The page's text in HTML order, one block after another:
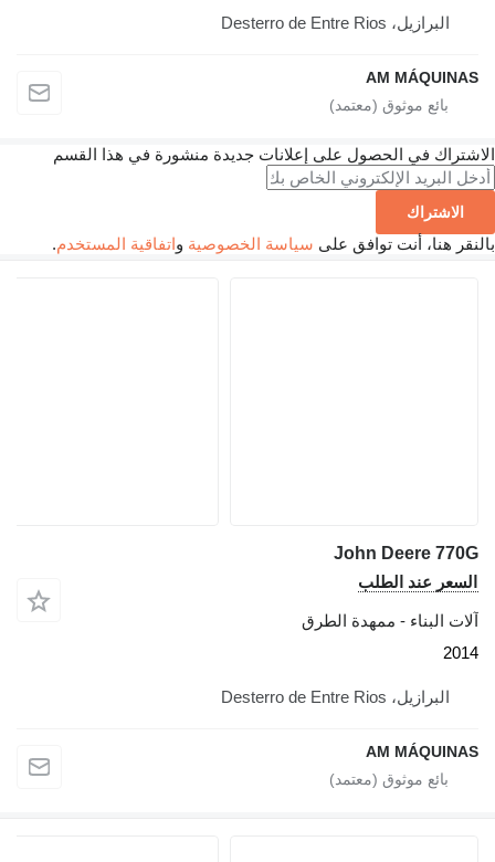
البرازيل، Desterro de Entre Rios
AM MÁQUINAS
الاشتراك في الحصول على إعلانات جديدة منشورة في هذا القسم
الاشتراك
بالنقر هنا، أنت توافق على سياسة الخصوصية واتفاقية المستخدم.
John Deere 770G
السعر عند الطلب
آلات البناء - ممهدة الطرق
2014
البرازيل، Desterro de Entre Rios
AM MÁQUINAS